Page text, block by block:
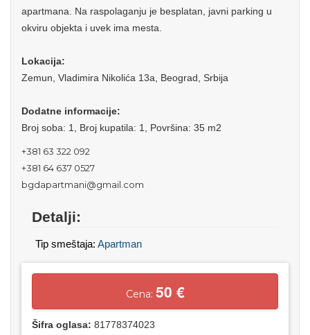
apartmana. Na raspolaganju je besplatan, javni parking u
okviru objekta i uvek ima mesta.
Lokacija:
Zemun, Vladimira Nikolića 13a, Beograd, Srbija
Dodatne informacije:
Broj soba: 1, Broj kupatila: 1, Površina: 35 m2
+381 63 322 092
+381 64 637 0527
bgdapartmani@gmail.com
Detalji:
Tip smeštaja: Apartman
Cena: 50 €
Šifra oglasa: 81778374023